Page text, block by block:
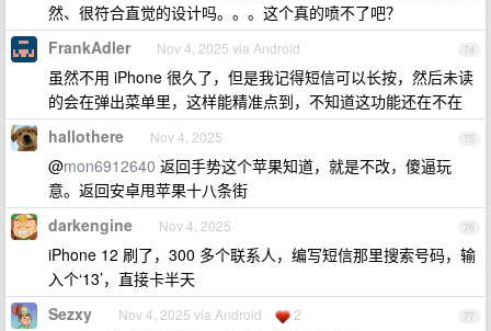
然、很符合直觉的设计吗。。。这个真的喷不了吧？
74
FrankAdler Nov 4, 2025 via Android
虽然不用 iPhone 很久了，但是我记得短信可以长按，然后未读
的会在弹出菜单里，这样能精准点到，不知道这功能还在不在
75
hallothere Nov 4, 2025
@mon6912640 返回手势这个苹果知道，就是不改，傻逼玩
意。返回安卓甩苹果十八条街
76
darkengine Nov 4, 2025
iPhone 12 刷了，300 多个联系人，编写短信那里搜索号码，输
入个‘13’，直接卡半天
77
Sezxy Nov 4, 2025 via Android 2